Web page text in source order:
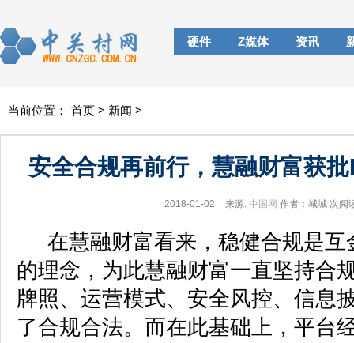
硬件 Z媒体 资讯
当前位置： 首页 > 新闻 >
安全合规再前行，慧融财富获
2018-01-02 来源: 中国网 作者：城城 次阅
在慧融财富看来，稳健合规是互
的理念，为此慧融财富一直坚持合
牌照、运营模式、安全风控、信息
了合规合法。而在此基础上，平台